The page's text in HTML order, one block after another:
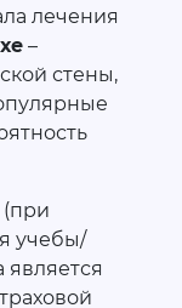
лечения
–
стены,
(при
учебы/
является